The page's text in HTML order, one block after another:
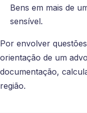
Bens em mais de
sensível.
Por envolver
orientação de um
documentação,
região.